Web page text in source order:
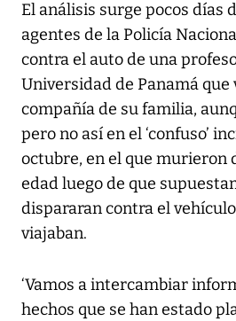
El análisis surge pocos días
agentes de la Policía
contra el auto de una
Universidad de Panamá que
compañía de su familia,
pero no así en el ‘confuso’
octubre, en el que murieron
edad luego de que
dispararan contra el
viajaban.
‘Vamos a intercambiar
hechos que se han estado